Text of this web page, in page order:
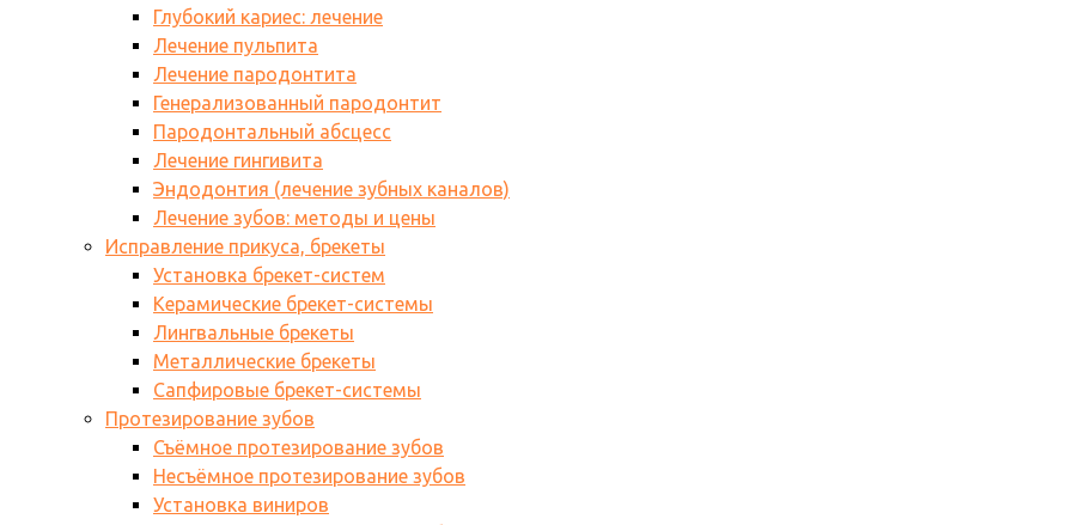
Глубокий кариес: лечение
Лечение пульпита
Лечение пародонтита
Генерализованный пародонтит
Пародонтальный абсцесс
Лечение гингивита
Эндодонтия (лечение зубных каналов)
Лечение зубов: методы и цены
Исправление прикуса, брекеты
Установка брекет-систем
Керамические брекет-системы
Лингвальные брекеты
Металлические брекеты
Сапфировые брекет-системы
Протезирование зубов
Съёмное протезирование зубов
Несъёмное протезирование зубов
Установка виниров